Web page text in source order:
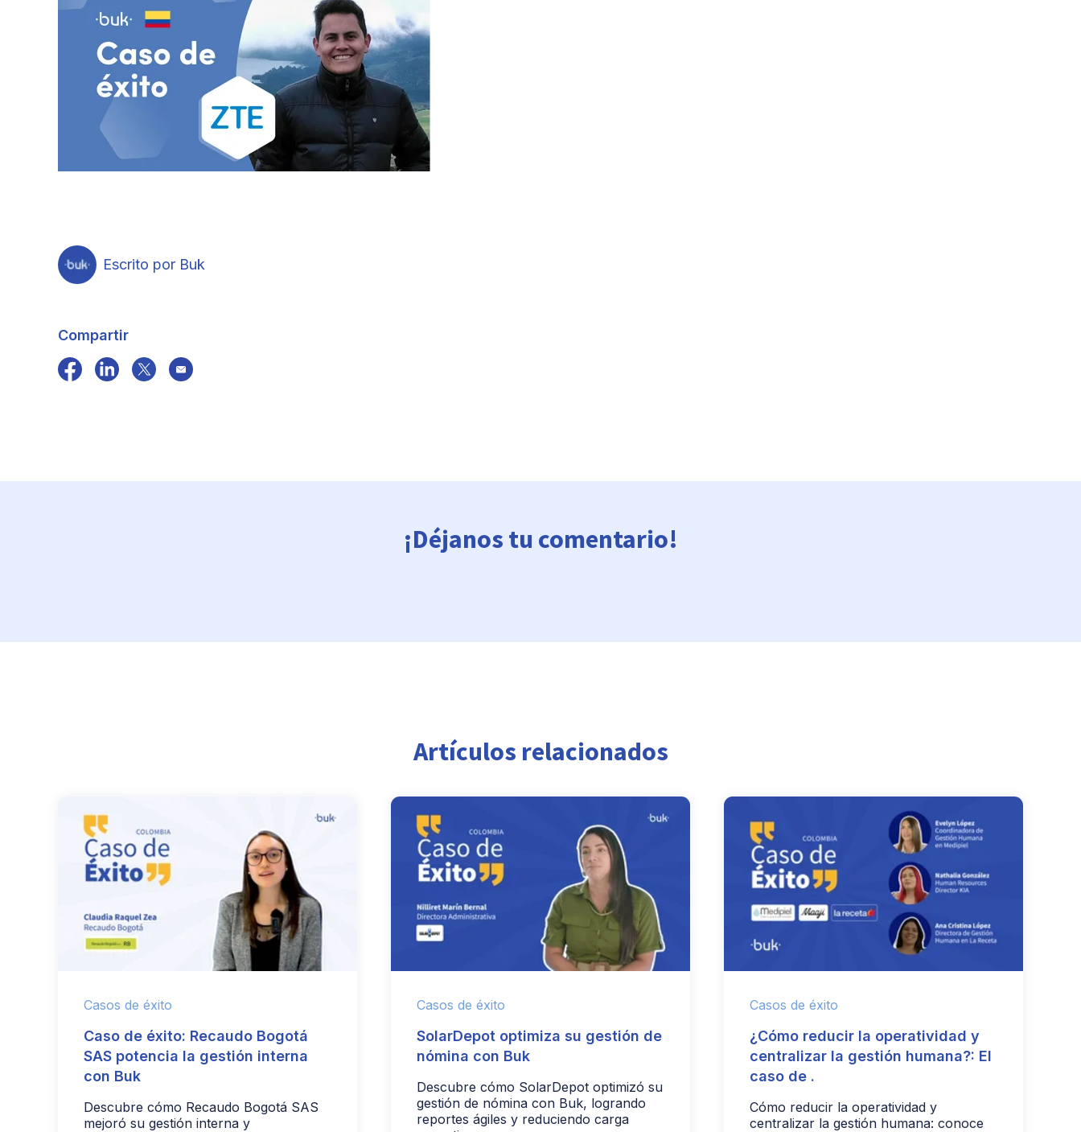
Escrito por Buk
Compartir
¡Déjanos tu comentario!
Artículos relacionados
Casos de éxito
Caso de éxito: Recaudo Bogotá
SAS potencia la gestión interna
con Buk
Descubre cómo Recaudo Bogotá SAS
mejoró su gestión interna y
Casos de éxito
SolarDepot optimiza su gestión de
nómina con Buk
Descubre cómo SolarDepot optimizó su
gestión de nómina con Buk, logrando
reportes ágiles y reduciendo carga
Casos de éxito
¿Cómo reducir la operatividad y
centralizar la gestión humana?: El
caso de .
Cómo reducir la operatividad y
centralizar la gestión humana: conoce